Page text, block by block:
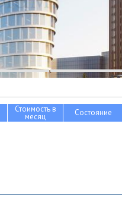
Стоимость в
месяц Состояние